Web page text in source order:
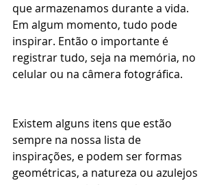
que armazenamos durante a vida.
Em algum momento, tudo pode
inspirar. Então o importante é
registrar tudo, seja na memória, no
celular ou na câmera fotográfica.
Existem alguns itens que estão
sempre na nossa lista de
inspirações, e podem ser formas
geométricas, a natureza ou azulejos